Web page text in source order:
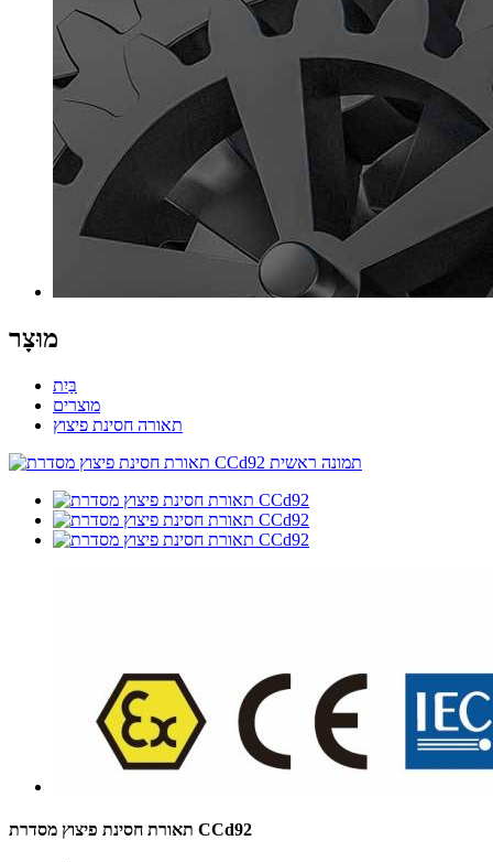
מוּצָר
בַּיִת
מוצרים
תאורה חסינת פיצוץ
תאורת חסינת פיצוץ מסדרת CCd92